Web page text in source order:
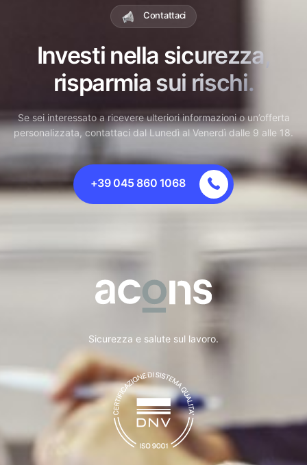
Contattaci
Investi nella sicurezza,
risparmia sui rischi.
Se sei interessato a ricevere ulteriori informazioni o un’offerta
personalizzata, contattaci dal Lunedì al Venerdì dalle 9 alle 18.
+39 045 860 1068
Sicurezza e salute sul lavoro.